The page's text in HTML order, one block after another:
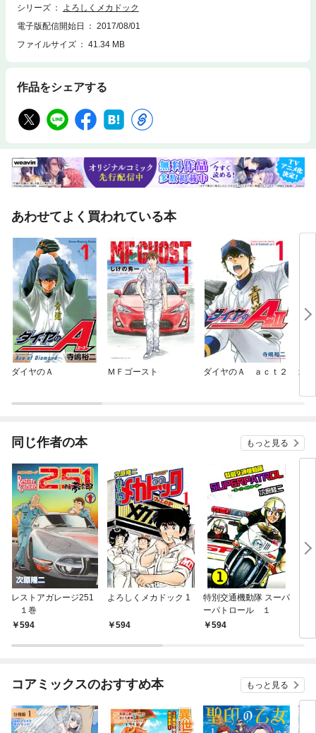
シリーズ
よろしくメカドック
電子版配信開始日
2017/08/01
ファイルサイズ
41.34 MB
作品をシェアする
あわせてよく買われている本
ダイヤのＡ ＭＦゴースト ダイヤのＡ ａｃｔ２ 北
同じ作者の本 もっと見る
レストアガレージ251
１巻
594
よろしくメカドック 1
594
特別交通機動隊 スーパ
ーパトロール １
594
コアミックスのおすすめ本 もっと見る